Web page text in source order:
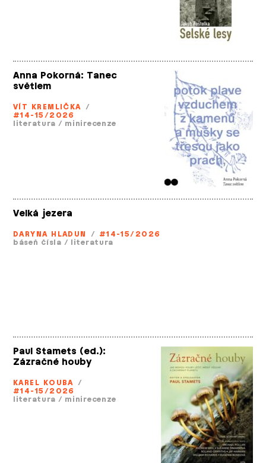
Anna Pokorná: Tanec
světlem
VÍT KREMLIČKA /
#14-15/2026
literatura / minirecenze
Velká jezera
DARYNA HLADUN / #14-15/2026
báseň čísla / literatura
Paul Stamets (ed.):
Zázračné houby
KAREL KOUBA /
#14-15/2026
literatura / minirecenze